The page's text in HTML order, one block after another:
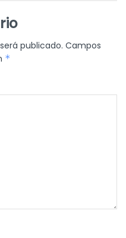
publicado. Campos
*